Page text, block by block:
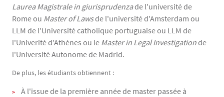
Laurea Magistrale in giurisprudenzade l'université de
Rome ou Master of Lawsde l'université d'Amsterdam ou
LLM de l'Université catholique portuguaise ou LLM de
l'Univerité d'Athènes ou le Master in Legal Investigationde
l'Université Autonome de Madrid.
De plus, les étudiants obtiennent :
À l'issue de la première année de master passée à